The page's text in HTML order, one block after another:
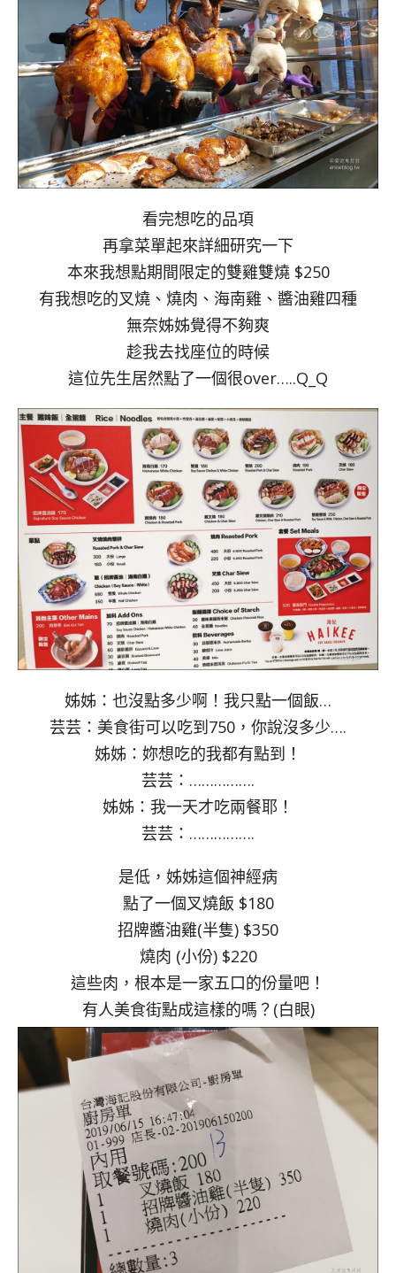
看完想吃的品項
再拿菜單起來詳細研究一下
本來我想點期間限定的雙雞雙燒 $250
有我想吃的叉燒、燒肉、海南雞、醬油雞四種
無奈姊姊覺得不夠爽
趁我去找座位的時候
這位先生居然點了一個很over…..Q_Q
姊姊：也沒點多少啊！我只點一個飯…
芸芸：美食街可以吃到750，你說沒多少….
姊姊：妳想吃的我都有點到！
芸芸：…………….
姊姊：我一天才吃兩餐耶！
芸芸：…………….
是低，姊姊這個神經病
點了一個叉燒飯 $180
招牌醬油雞(半隻) $350
燒肉 (小份) $220
這些肉，根本是一家五口的份量吧！
有人美食街點成這樣的嗎？(白眼)